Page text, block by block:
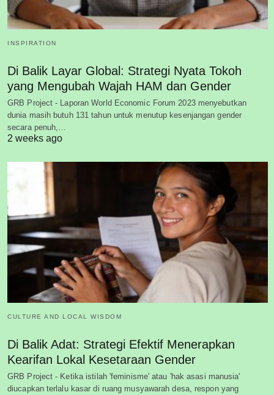
INSPIRATION
Di Balik Layar Global: Strategi Nyata Tokoh
yang Mengubah Wajah HAM dan Gender
GRB Project - Laporan World Economic Forum 2023 menyebutkan
dunia masih butuh 131 tahun untuk menutup kesenjangan gender
secara penuh,…
2 weeks ago
CULTURE AND LOCAL WISDOM
Di Balik Adat: Strategi Efektif Menerapkan
Kearifan Lokal Kesetaraan Gender
GRB Project - Ketika istilah 'feminisme' atau 'hak asasi manusia'
diucapkan terlalu kasar di ruang musyawarah desa, respon yang